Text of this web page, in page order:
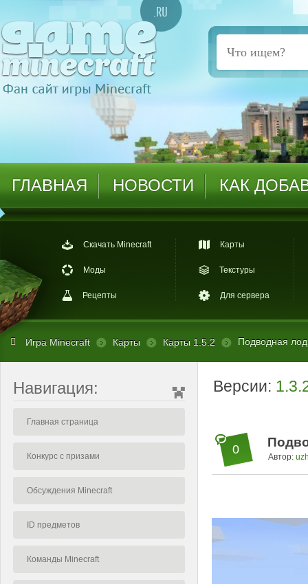
ГЛАВНАЯ НОВОСТИ КАК
Скачать Minecraft
Моды
Рецепты
Карты
Текстуры
Для сервера
Игра Minecraft Карты Карты 1.5.2 Подводная
Навигация:
Главная страница
Конкурс с призами
Обсуждения Minecraft
ID предметов
Команды Minecraft
Версии:
0
Автор: